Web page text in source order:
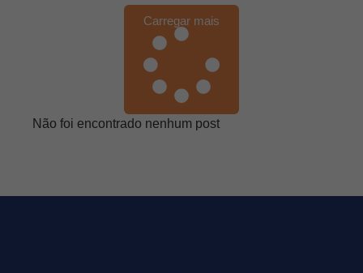
Carregar mais
Não foi encontrado nenhum post